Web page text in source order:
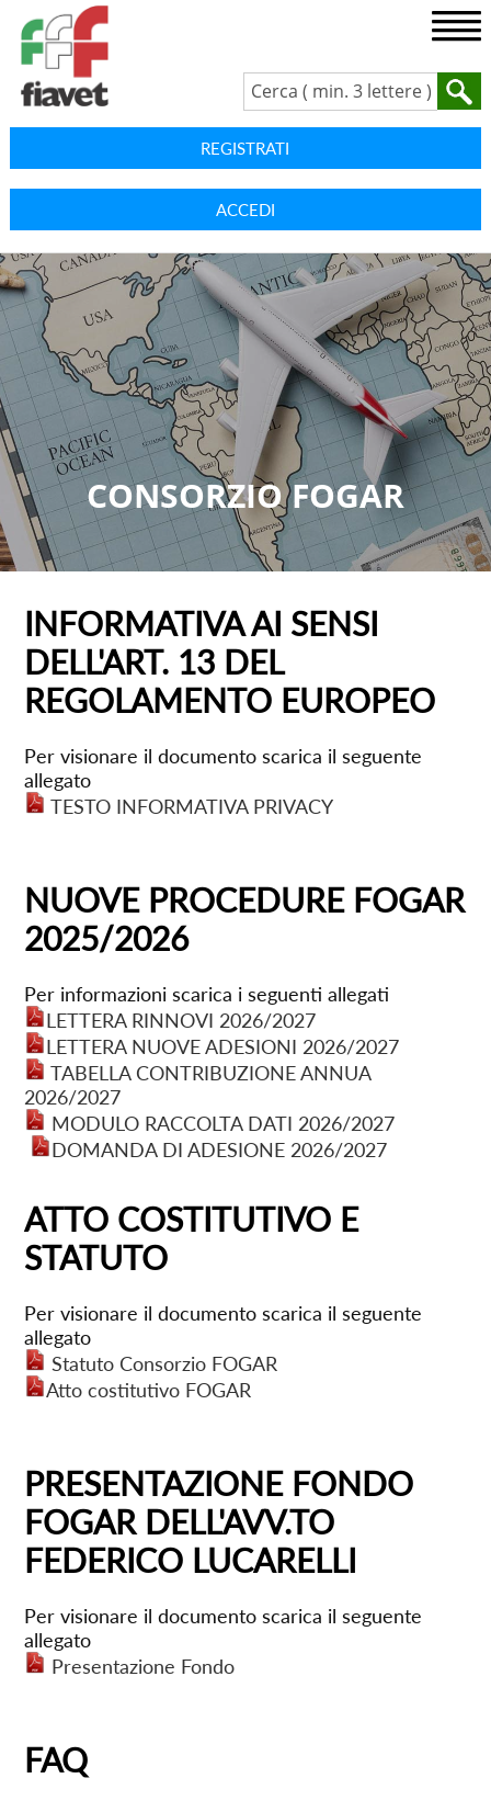
REGISTRATI
ACCEDI
CONSORZIO FOGAR
INFORMATIVA AI SENSI
DELL'ART. 13 DEL
REGOLAMENTO EUROPEO
Per visionare il documento scarica il seguente
allegato
TESTO INFORMATIVA PRIVACY
NUOVE PROCEDURE FOGAR
2025/2026
Per informazioni scarica i seguenti allegati
LETTERA RINNOVI 2026/2027
LETTERA NUOVE ADESIONI 2026/2027
TABELLA CONTRIBUZIONE ANNUA
2026/2027
MODULO RACCOLTA DATI 2026/2027
DOMANDA DI ADESIONE 2026/2027
ATTO COSTITUTIVO E
STATUTO
Per visionare il documento scarica il seguente
allegato
Statuto Consorzio FOGAR
Atto costitutivo FOGAR
PRESENTAZIONE FONDO
FOGAR DELL'AVV.TO
FEDERICO LUCARELLI
Per visionare il documento scarica il seguente
allegato
Presentazione Fondo
FAQ